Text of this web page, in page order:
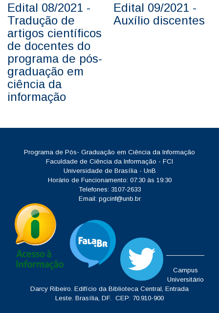
Edital 08/2021 -
Tradução de
artigos científicos
de docentes do
programa de pós-
graduação em
ciência da
informação
Edital 09/2021 -
Auxílio discentes
Programa de Pós- Graduação em Ciência da Informação
Faculdade de Ciência da Informação - FCI
Universidade de Brasília - UnB
Horário de Funcionamento: 07:30 às 19:30
Telefones: 3107-2633
Email: pgcinf@unb.br
Campus
Universitário
Darcy Ribeiro. Edifício da Biblioteca Central, Entrada
Leste. Brasília, DF. CEP: 70.910-900